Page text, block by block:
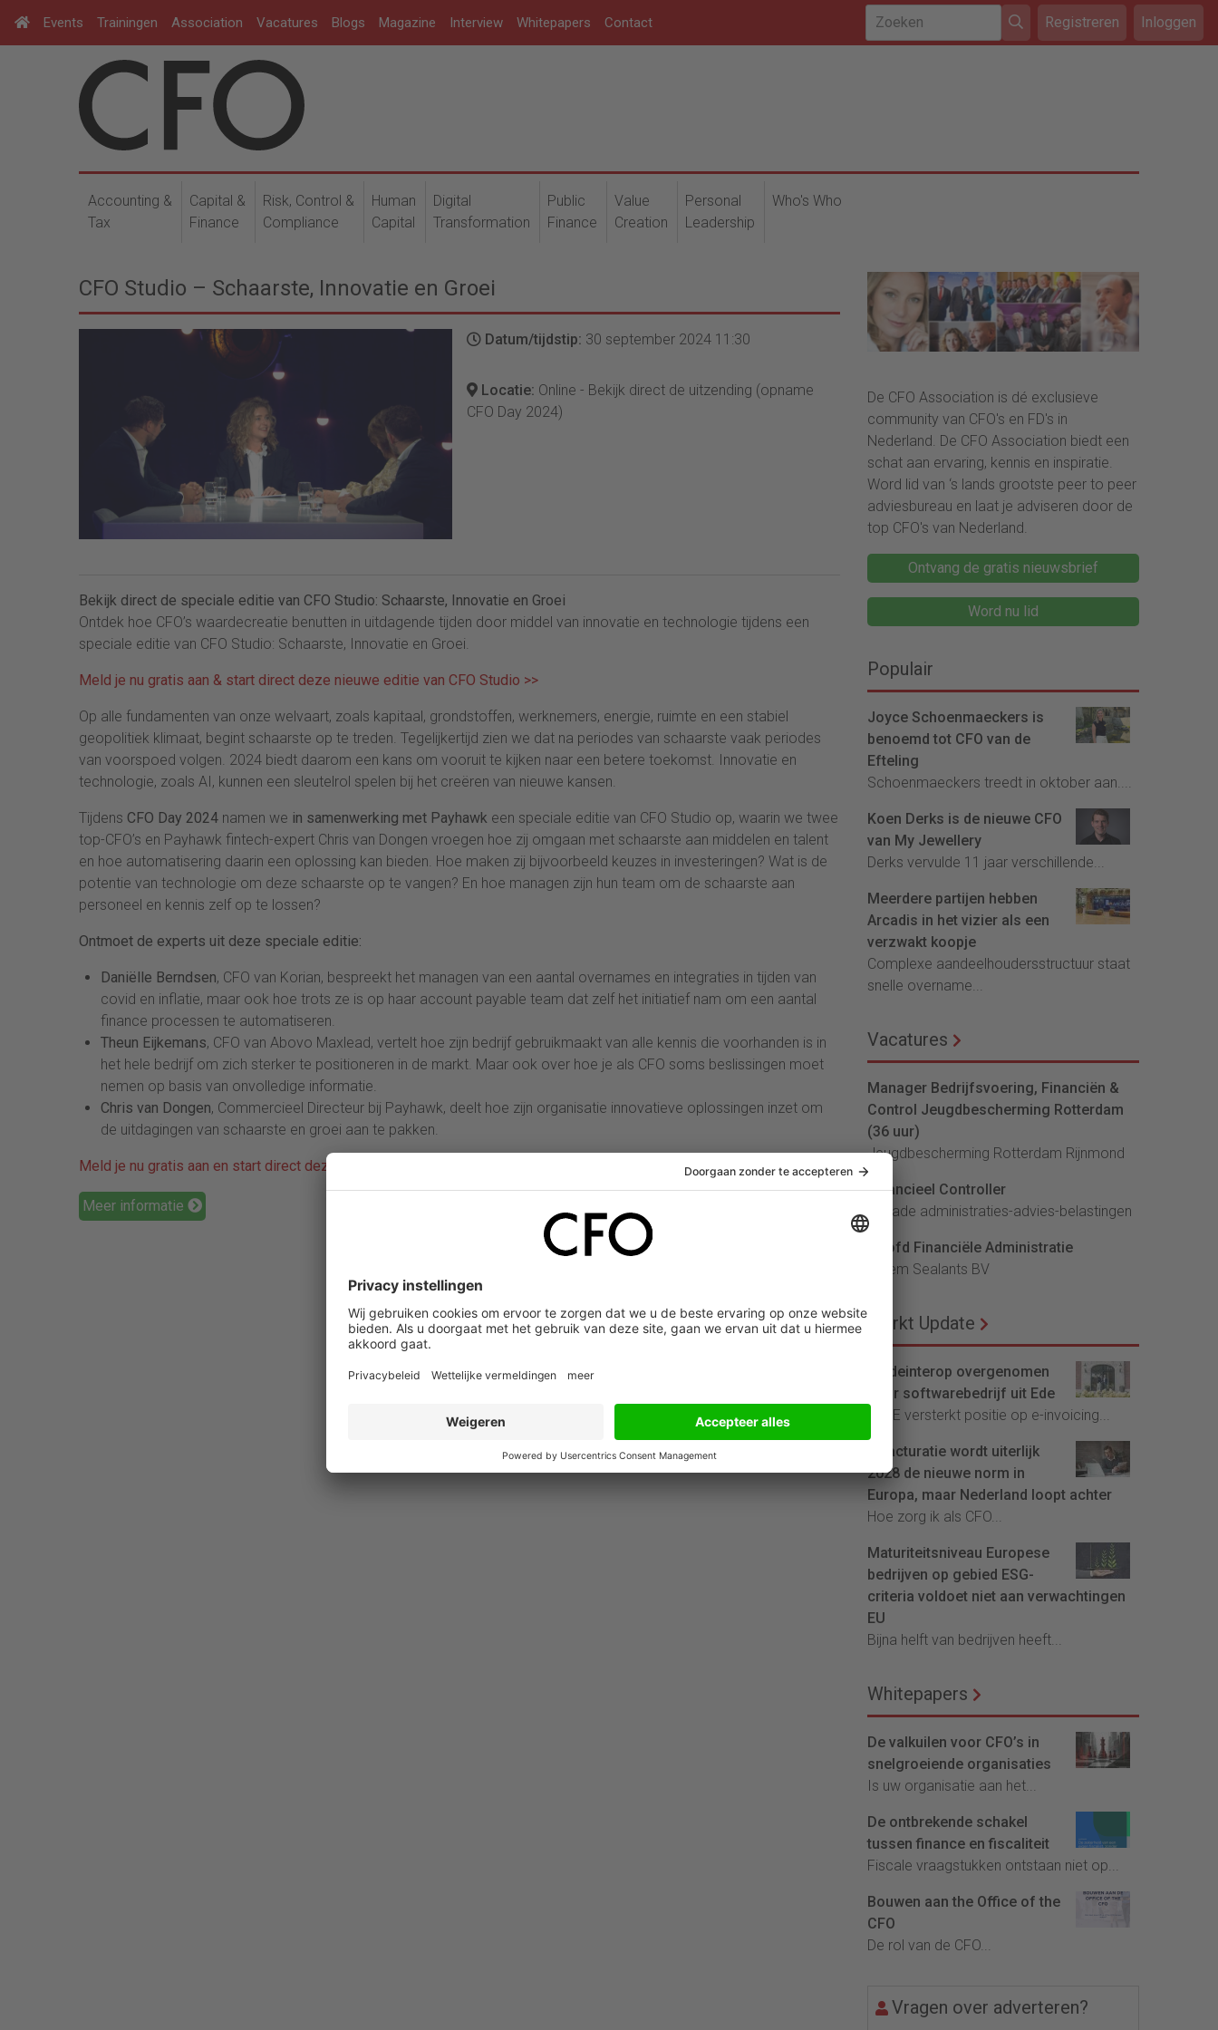
Events Trainingen Association Vacatures Blogs Magazine Interview Whitepapers Contact Registreren Inloggen
Accounting &
Tax
Capital &
Finance
Risk, Control &
Compliance
Human
Capital
Digital
Transformation
Public
Finance
Value
Creation
Personal
Leadership
Who's Who
CFO Studio – Schaarste, Innovatie en Groei
Datum/tijdstip: 30 september 2024 11:30
Locatie: Online - Bekijk direct de uitzending (opname
CFO Day 2024)
Bekijk direct de speciale editie van CFO Studio: Schaarste, Innovatie en Groei
Ontdek hoe CFO’s waardecreatie benutten in uitdagende tijden door middel van innovatie en technologie tijdens een
speciale editie van CFO Studio: Schaarste, Innovatie en Groei.
Meld je nu gratis aan & start direct deze nieuwe editie van CFO Studio >>
Op alle fundamenten van onze welvaart, zoals kapitaal, grondstoffen, werknemers, energie, ruimte en een stabiel
geopolitiek klimaat, begint schaarste op te treden. Tegelijkertijd zien we dat na periodes van schaarste vaak periodes
van voorspoed volgen. 2024 biedt daarom een kans om vooruit te kijken naar een betere toekomst. Innovatie en
technologie, zoals AI, kunnen een sleutelrol spelen bij het creëren van nieuwe kansen.
Tijdens CFO Day 2024 namen we in samenwerking met Payhawk een speciale editie van CFO Studio op, waarin we twee
top-CFO’s en Payhawk fintech-expert Chris van Dongen vroegen hoe zij omgaan met schaarste aan middelen en talent
en hoe automatisering daarin een oplossing kan bieden. Hoe maken zij bijvoorbeeld keuzes in investeringen? Wat is de
potentie van technologie om deze schaarste op te vangen? En hoe managen zijn hun team om de schaarste aan
personeel en kennis zelf op te lossen?
Ontmoet de experts uit deze speciale editie:
Daniëlle Berndsen, CFO van Korian, bespreekt het managen van een aantal overnames en integraties in tijden van
covid en inflatie, maar ook hoe trots ze is op haar account payable team dat zelf het initiatief nam om een aantal
finance processen te automatiseren.
Theun Eijkemans, CFO van Abovo Maxlead, vertelt hoe zijn bedrijf gebruikmaakt van alle kennis die voorhanden is in
het hele bedrijf om zich sterker te positioneren in de markt. Maar ook over hoe je als CFO soms beslissingen moet
nemen op basis van onvolledige informatie.
Chris van Dongen, Commercieel Directeur bij Payhawk, deelt hoe zijn organisatie innovatieve oplossingen inzet om
de uitdagingen van schaarste en groei aan te pakken.
Meld je nu gratis aan en start direct deze speciale editie van CFO Studio (30 min.) >>
Meer informatie
De CFO Association is dé exclusieve
community van CFO's en FD's in
Nederland. De CFO Association biedt een
schat aan ervaring, kennis en inspiratie.
Word lid van ‘s lands grootste peer to peer
adviesbureau en laat je adviseren door de
top CFO's van Nederland.
Ontvang de gratis nieuwsbrief
Word nu lid
Populair
Joyce Schoenmaeckers is
benoemd tot CFO van de
Efteling
Schoenmaeckers treedt in oktober aan....
Koen Derks is de nieuwe CFO
van My Jewellery
Derks vervulde 11 jaar verschillende...
Meerdere partijen hebben
Arcadis in het vizier als een
verzwakt koopje
Complexe aandeelhoudersstructuur staat
snelle overname...
Vacatures
Manager Bedrijfsvoering, Financiën &
Control Jeugdbescherming Rotterdam
(36 uur)
Jeugdbescherming Rotterdam Rijnmond
Financieel Controller
lArcade administraties-advies-belastingen
Hoofd Financiële Administratie
Bloem Sealants BV
Markt Update
Tradeinterop overgenomen
door softwarebedrijf uit Ede
4CEE versterkt positie op e-invoicing...
E-facturatie wordt uiterlijk
2028 de nieuwe norm in
Europa, maar Nederland loopt achter
Hoe zorg ik als CFO...
Maturiteitsniveau Europese
bedrijven op gebied ESG-
criteria voldoet niet aan verwachtingen
EU
Bijna helft van bedrijven heeft...
Whitepapers
De valkuilen voor CFO’s in
snelgroeiende organisaties
Is uw organisatie aan het...
De ontbrekende schakel
tussen finance en fiscaliteit
Fiscale vraagstukken ontstaan niet op...
Bouwen aan the Office of the
CFO
De rol van de CFO...
Vragen over adverteren?